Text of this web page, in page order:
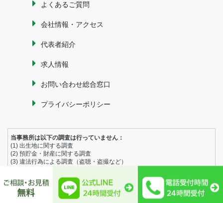
よくあるご質問
会社情報・アクセス
代表者紹介
求人情報
お問い合わせ総合窓口
プライバシーポリシー
当事務所は以下の調査は行っていません：
(1) 出生地に関する調査
(2) 預貯金・財産に関する調査
(3) 違法行為による調査（盗聴・盗撮など）
© since2016 たくみ探偵興信所